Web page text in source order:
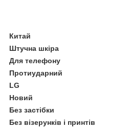
Китай
Штучна шкіра
Для телефону
Протиударний
LG
Новий
Без застібки
Без візерунків і принтів